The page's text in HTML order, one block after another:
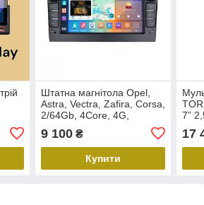
1
Штатна магнітола Opel,
Astra, Vectra, Zafira, Corsa,
2/64Gb, 4Core, 4G,
дюймів, Black, QIV Q1
9 100₴
Купити
7”
17